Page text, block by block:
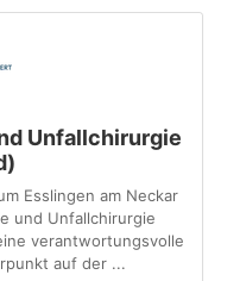
Unfallchirurgie
Esslingen am Neckar
und Unfallchirurgie
verantwortungsvolle
auf der ...